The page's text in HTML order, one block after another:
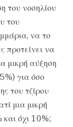
του νοσηλίου
του
να το
προτείνει να
μικρή αύξηση
για όσο
του τζίρου
μια μικρή
και όχι 10%;